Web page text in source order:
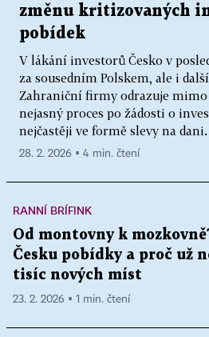
změnu kritizovaných
pobídek
V lákání investorů Česko v
za sousedním Polskem, ale i
Zahraniční firmy odrazuje mimo
nejasný proces po žádosti o
nejčastěji ve formě slevy na dani.
28. 2. 2026 ▪ 4 min. čtení
RANNÍ BRÍFINK
Od montovny k
Česku pobídky a proč už
tisíc nových míst
23. 2. 2026 ▪ 1 min. čtení